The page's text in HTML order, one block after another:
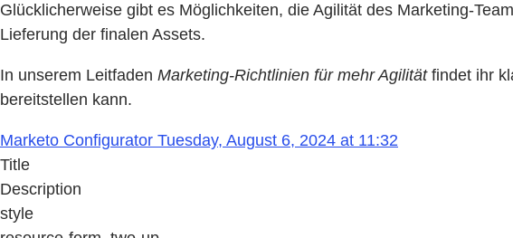
Glücklicherweise gibt es Möglichkeiten, die Agilität des Marketing-
Lieferung der finalen Assets.
In unserem Leitfaden Marketing-Richtlinien für mehr Agilitätfindet ihr
bereitstellen kann.
Marketo Configurator Tuesday, August 6, 2024 at 11:32
Title
Description
style